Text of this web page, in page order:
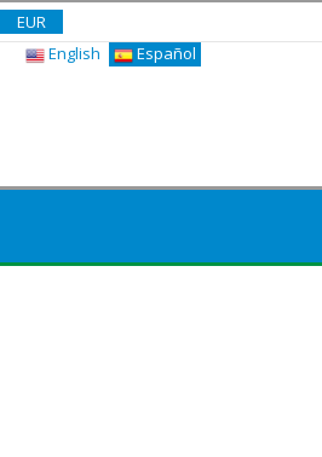
EUR
English
Español